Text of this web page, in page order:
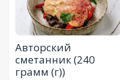
Авторский
сметанник(240
грамм (г))